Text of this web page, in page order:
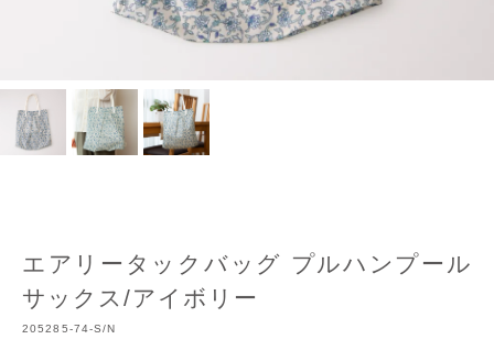
エアリータックバッグ プルハンプール
サックス/アイボリー
205285-74-S/N